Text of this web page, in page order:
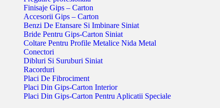
Finisaje Gips – Carton
Accesorii Gips – Carton
Benzi De Etansare Si Imbinare Siniat
Bride Pentru Gips-Carton Siniat
Coltare Pentru Profile Metalice Nida Metal
Conectori
Dibluri Si Suruburi Siniat
Racorduri
Placi De Fibrociment
Placi Din Gips-Carton Interior
Placi Din Gips-Carton Pentru Aplicatii Speciale